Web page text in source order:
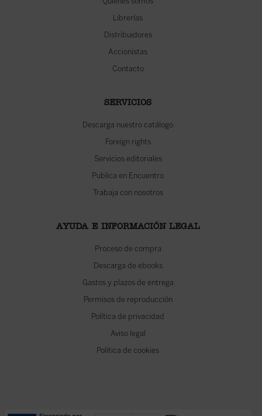
Librerías
Distribuidores
Accionistas
Contacto
SERVICIOS
Descarga nuestro catálogo
Foreign rights
Servicios editoriales
Publica en Encuentro
Trabaja con nosotros
AYUDA E INFORMACIÓN LEGAL
Proceso de compra
Descarga de ebooks
Gastos y plazos de entrega
Permisos de reproducción
Política de privacidad
Aviso legal
Política de cookies